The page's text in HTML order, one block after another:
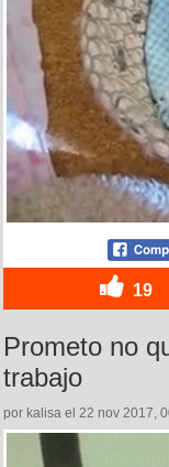
19
Prometo no
trabajo
por kalisa el 22 nov 2017,